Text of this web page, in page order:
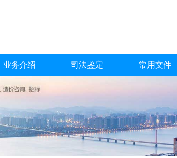
业务介绍 司法鉴定 常用文件